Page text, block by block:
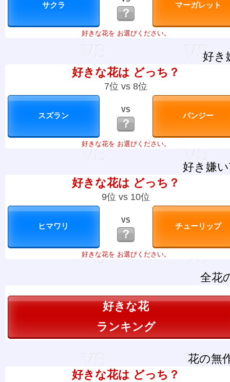
？
好きな花を お選びください。
好き
好きな花は どっち？
7位 vs 8位
VS
？
好きな花を お選びください。
好き嫌
好きな花は どっち？
9位 vs 10位
VS
？
好きな花を お選びください。
全花
好きな花
ランキング
花の無
好きな花は どっち？